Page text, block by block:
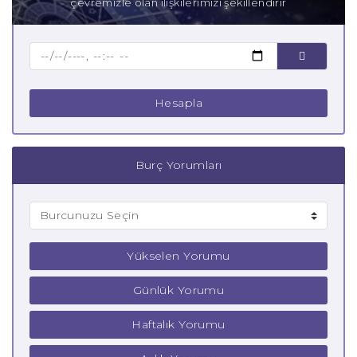
Baba Kova Burcu
Hesapla
Burç Yorumları
Yükselen Yorumu
Günlük Yorumu
Haftalık Yorumu